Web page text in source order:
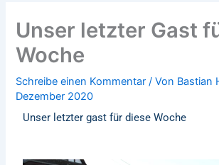
Unser letzter Gast
Woche
Schreibe einen Kommentar / Von Bastian
Dezember 2020
Unser letzter gast für diese Woche